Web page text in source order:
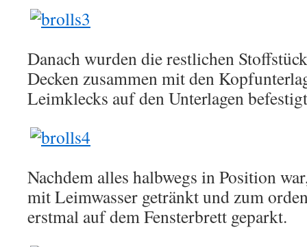
Danach wurden die restlichen
Decken zusammen mit den
Leimklecks auf den Unterlagen
Nachdem alles halbwegs in Position
mit Leimwasser getränkt und zum
erstmal auf dem Fensterbrett geparkt.